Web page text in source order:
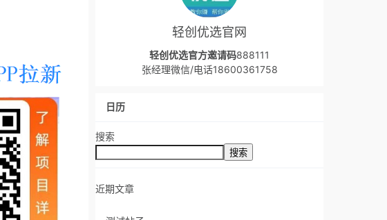
轻创优选官网
轻创优选官方邀请码888111
张经理微信/电话18600361758
日历
搜索
搜索
近期文章